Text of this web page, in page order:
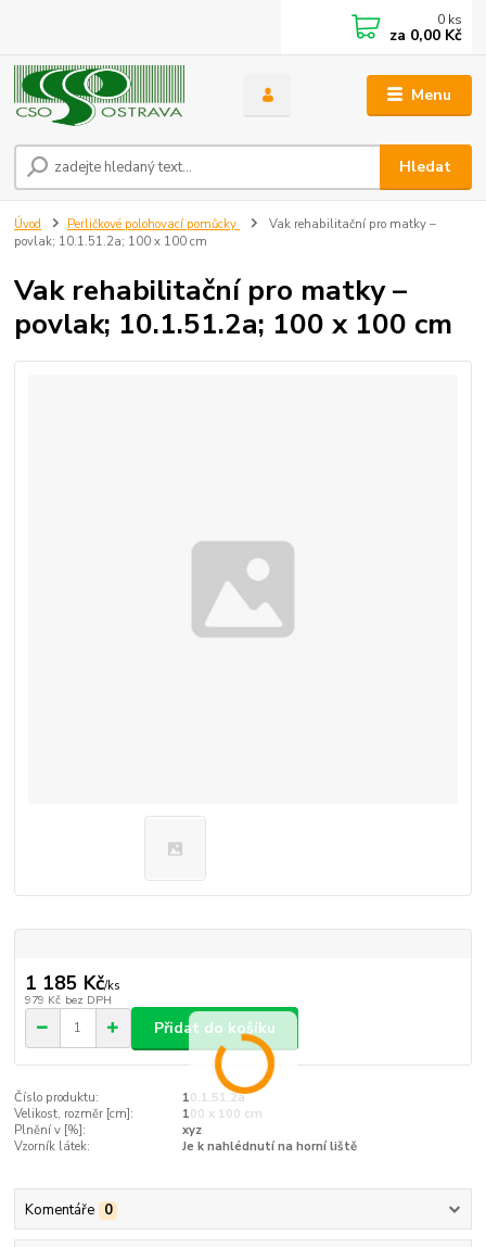
Menu
Hledat
0 ks
za 0,00 Kč
Úvod Perličkové polohovací pomůcky
Vak rehabilitační pro matky –
povlak; 10.1.51.2a; 100 x 100 cm
Vak rehabilitační pro matky –
povlak; 10.1.51.2a; 100 x 100 cm
1 185 Kč/ks
979 Kč bez DPH
Přidat do košíku
Číslo produktu:
10.1.51.2a
Velikost, rozměr [cm]:
100 x 100 cm
Plnění v [%]:
xyz
Vzorník látek:
Je k nahlédnutí na horní liště
Komentáře 0